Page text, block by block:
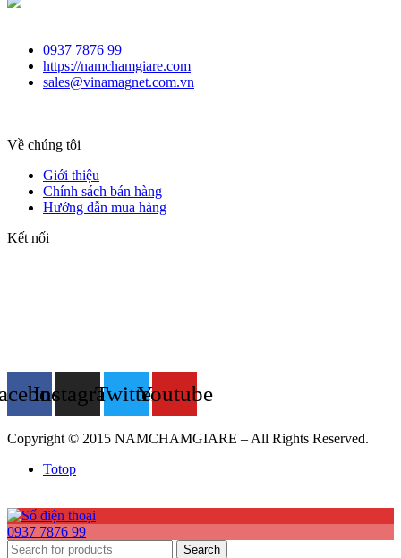
0937 7876 99
https://namchamgiare.com
sales@vinamagnet.com.vn
Về chúng tôi
Giới thiệu
Chính sách bán hàng
Hướng dẫn mua hàng
Kết nối
InstagramTwitterYoutube
Copyright © 2015 NAMCHAMGIARE – All Rights Reserved.
Totop
0937 7876 99
Search